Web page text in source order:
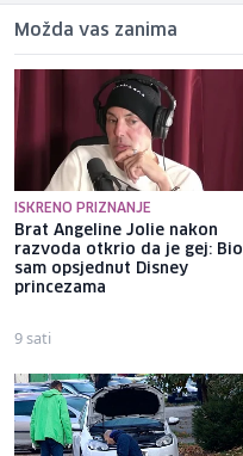
Možda vas zanima
ISKRENO PRIZNANJE
Brat Angeline Jolie nakon
razvoda otkrio da je gej: Bio
sam opsjednut Disney
princezama
9 sati